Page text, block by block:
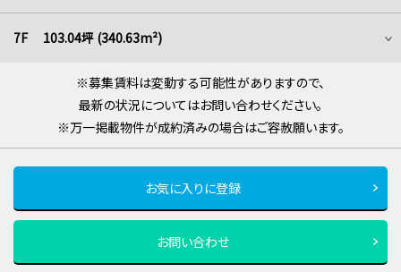
7F 103.04坪 (340.63m²)
※募集賃料は変動する可能性がありますので、
最新の状況についてはお問い合わせください。
※万一掲載物件が成約済みの場合はご容赦願います。
お気に入りに登録
お問い合わせ